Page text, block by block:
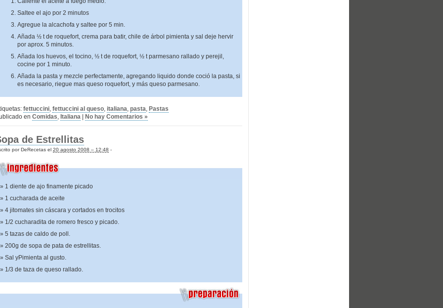
Saltee el ajo por 2 minutos
Agregue la alcachofa y saltee por 5 min.
Añada ½ t de roquefort, crema para batir, chile de árbol pimienta y sal deje hervir
por aprox. 5 minutos.
Añada los huevos, el tocino, ½ t de roquefort, ½ t parmesano rallado y perejil,
cocine por 1 minuto.
Añada la pasta y mezcle perfectamente, agregando liquido donde coció la pasta, si
es necesario, riegue mas queso roquefort, y más queso parmesano.
fettuccini, fettuccini al queso, italiana, pasta, Pastas
en Comidas, Italiana No hay Comentarios »
de Estrellitas
por DeRecetas el 20 agosto 2008 – 12:48 -
1 diente de ajo finamente picado
1 cucharada de aceite
4 jitomates sin cáscara y cortados en trocitos
1/2 cucharadita de romero fresco y picado.
5 tazas de caldo de poll.
200g de sopa de pata de estrellitas.
Sal yPimienta al gusto.
1/3 de taza de queso rallado.